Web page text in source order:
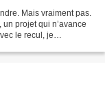
Mais vraiment pas.
projet qui n’avance
le recul, je